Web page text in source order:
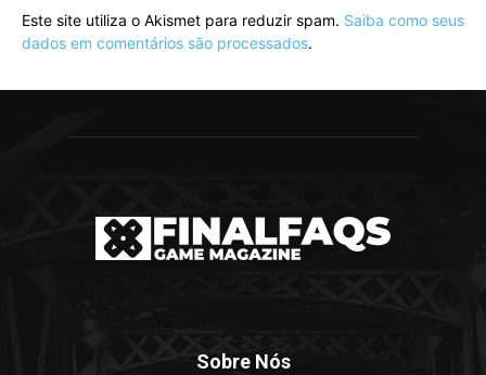
Este site utiliza o Akismet para reduzir spam. Saiba como seus
dados em comentários são processados.
Sobre Nós